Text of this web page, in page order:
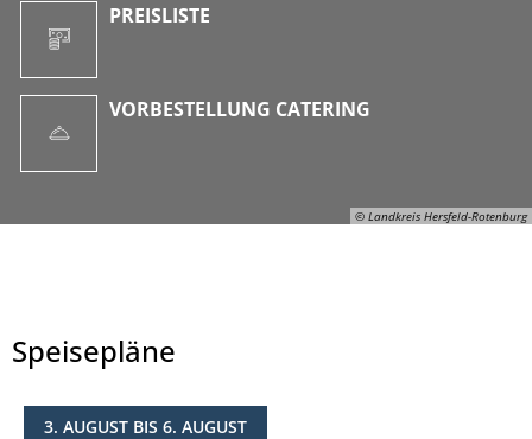
© Landkreis Hersfeld-Rotenburg
PREISLISTE
VORBESTELLUNG CATERING
Speisepläne
3. AUGUST BIS 6. AUGUST